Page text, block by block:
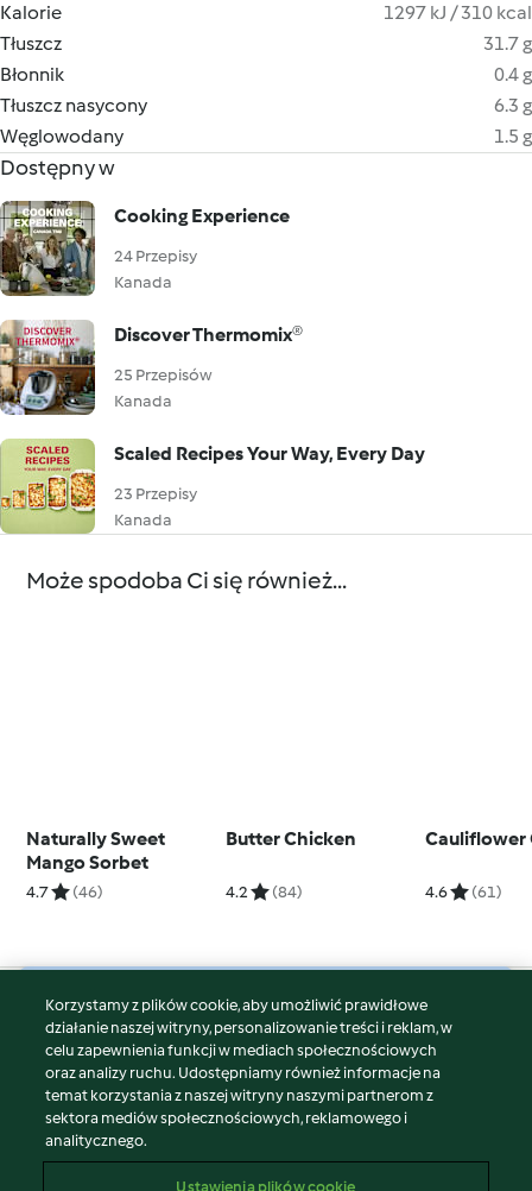
Kalorie
1297 kJ / 310 kcal
Tłuszcz
31.7 g
Błonnik
0.4 g
Tłuszcz nasycony
6.3 g
Węglowodany
1.5 g
Dostępny w
Cooking Experience
24 Przepisy
Kanada
Discover Thermomix®
25 Przepisów
Kanada
Scaled Recipes Your Way, Every Day
23 Przepisy
Kanada
Może spodoba Ci się również...
Naturally Sweet
Mango Sorbet
4.7 (46)
Butter Chicken
4.2 (84)
Cauliflower
4.6 (61)
© Copyright 2026
Warunki korzystania
Polityka prywatności
Disclaimer
Znak wydawcy
Korzystamy z plików cookie, aby umożliwić prawidłowe
działanie naszej witryny, personalizowanie treści i reklam, w
celu zapewnienia funkcji w mediach społecznościowych
oraz analizy ruchu. Udostępniamy również informacje na
temat korzystania z naszej witryny naszymi partnerom z
sektora mediów społecznościowych, reklamowego i
analitycznego.
Ustawienia plików cookie